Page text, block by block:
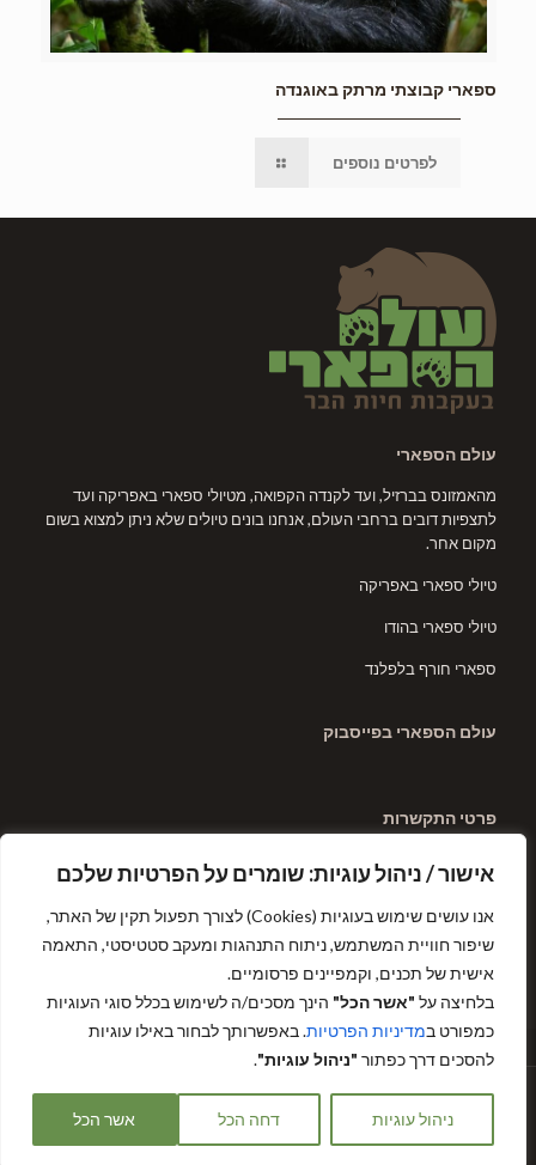
אישור / ניהול עוגיות: שומרים על הפרטיות שלכם
אנו עושים שימוש בעוגיות (Cookies) לצורך תפעול תקין של האתר,
שיפור חוויית המשתמש, ניתוח התנהגות ומעקב סטטיסטי, התאמה
אישית של תכנים, וקמפיינים פרסומיים.
בלחיצה על "אשר הכל" הינך מסכים/ה לשימוש בכלל סוגי העוגיות
כמפורט במדיניות הפרטיות. באפשרותך לבחור באילו עוגיות
להסכים דרך כפתור "ניהול עוגיות".
ניהול עוגיות דחה הכל אשר הכל
ספארי קבוצתי מרתק באוגנדה
לפרטים נוספים
עולם הספארי
מהאמזונס בברזיל, ועד לקנדה הקפואה, מטיולי ספארי באפריקה ועד
לתצפיות דובים ברחבי העולם, אנחנו בונים טיולים שלא ניתן למצוא בשום
מקום אחר.
טיולי ספארי באפריקה
טיולי ספארי בהודו
ספארי חורף בלפלנד
עולם הספארי בפייסבוק
פרטי התקשרות
דוא"ל: aviad@safariworld.co.il
תנאים והגבלות
מדיניות הפרטיות
עולם הספארי © 2016 בניית אתרים -